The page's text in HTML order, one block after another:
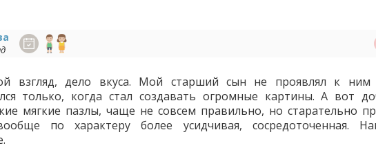
взгляд, дело вкуса. Мой старший сын не проявлял к ним
только, когда стал создавать огромные картины. А вот
мягкие пазлы, чаще не совсем правильно, но старательно
по характеру более усидчивая, сосредоточенная.